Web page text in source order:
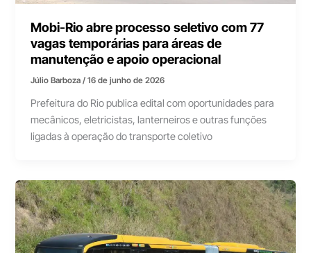
Mobi-Rio abre processo seletivo com 77
vagas temporárias para áreas de
manutenção e apoio operacional
Júlio Barboza/16 de junho de 2026
Prefeitura do Rio publica edital com oportunidades para
mecânicos, eletricistas, lanterneiros e outras funções
ligadas à operação do transporte coletivo